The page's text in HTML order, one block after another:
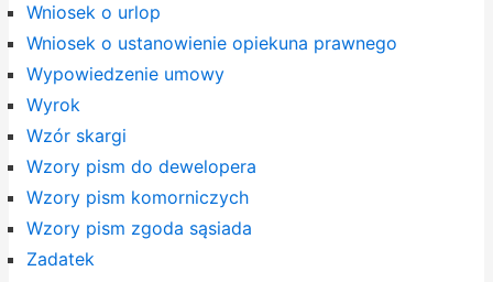
Wniosek o urlop
Wniosek o ustanowienie opiekuna prawnego
Wypowiedzenie umowy
Wyrok
Wzór skargi
Wzory pism do dewelopera
Wzory pism komorniczych
Wzory pism zgoda sąsiada
Zadatek